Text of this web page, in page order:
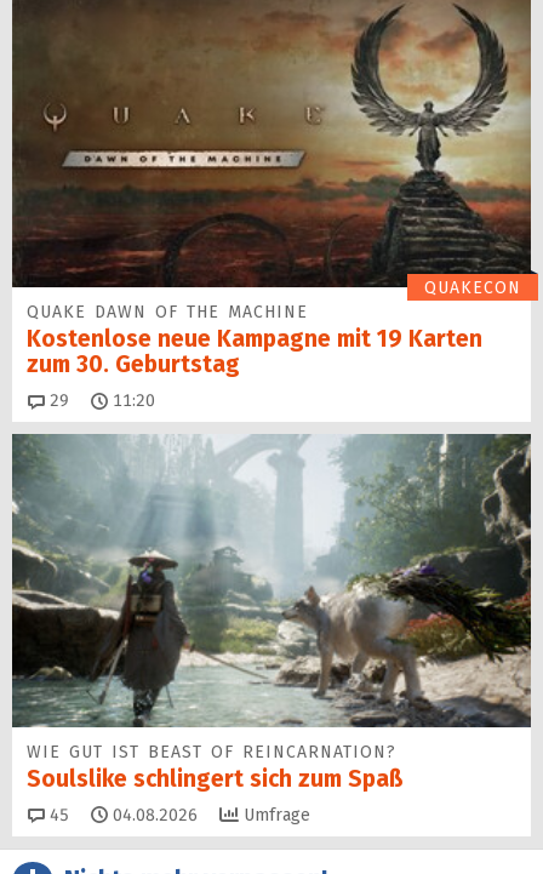
QUAKECON
QUAKE DAWN OF THE MACHINE
Kostenlose neue Kampagne mit 19 Karten
zum 30. Geburtstag
29 Kommentare
11:20
WIE GUT IST BEAST OF REINCARNATION?
Soulslike schlingert sich zum Spaß
45 Kommentare
04.08.2026 Umfrage